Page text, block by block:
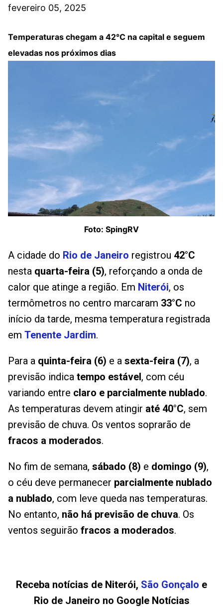
fevereiro 05, 2025
Temperaturas chegam a 42°C na capital e seguem
elevadas nos próximos dias
Foto: SpingRV
A cidade do Rio de Janeiro registrou 42°C
nesta quarta-feira (5), reforçando a onda de
calor que atinge a região. Em Niterói, os
termômetros no centro marcaram 33°C no
início da tarde, mesma temperatura registrada
em Tenente Jardim.
Para a quinta-feira (6) e a sexta-feira (7), a
previsão indica tempo estável, com céu
variando entre claro e parcialmente nublado.
As temperaturas devem atingir até 40°C, sem
previsão de chuva. Os ventos soprarão de
fracos a moderados.
No fim de semana, sábado (8) e domingo (9),
o céu deve permanecer parcialmente nublado
a nublado, com leve queda nas temperaturas.
No entanto, não há previsão de chuva. Os
ventos seguirão fracos a moderados.
Receba notícias de Niterói, São Gonçalo e
Rio de Janeiro no Google Notícias